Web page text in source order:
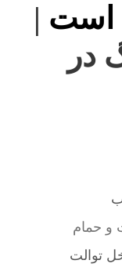
است |
در
و حمام
توالت